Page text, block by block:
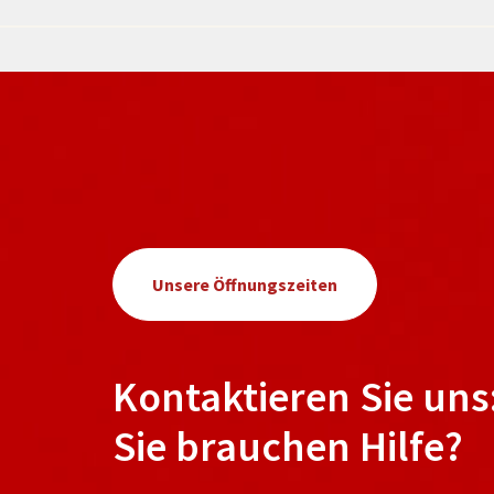
Unsere Öffnungszeiten
Kontaktieren Sie
Sie brauchen Hilfe?